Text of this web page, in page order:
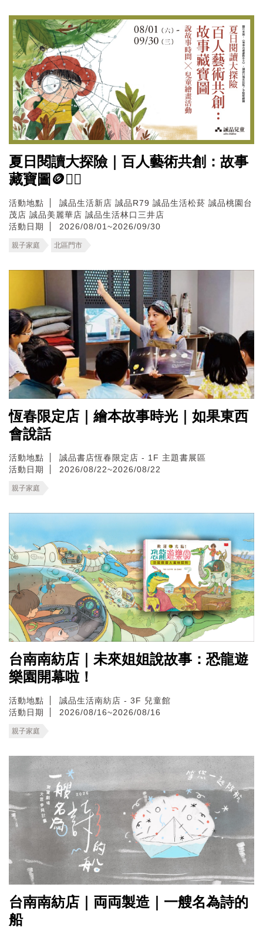
夏日閱讀大探險｜百人藝術共創：故事
藏寶圖🪙🏴‍☠️
活動地點 誠品生活新店 誠品R79 誠品生活松菸 誠品桃園台
茂店 誠品美麗華店 誠品生活林口三井店
活動日期
2026/08/01~2026/09/30
親子家庭 北區門市
恆春限定店｜繪本故事時光｜如果東西
會說話
活動地點
誠品書店恆春限定店 - 1F 主題書展區
活動日期
2026/08/22~2026/08/22
親子家庭
台南南紡店｜未來姐姐說故事：恐龍遊
樂園開幕啦！
活動地點
誠品生活南紡店 - 3F 兒童館
活動日期
2026/08/16~2026/08/16
親子家庭
台南南紡店｜両両製造｜一艘名為詩的
船